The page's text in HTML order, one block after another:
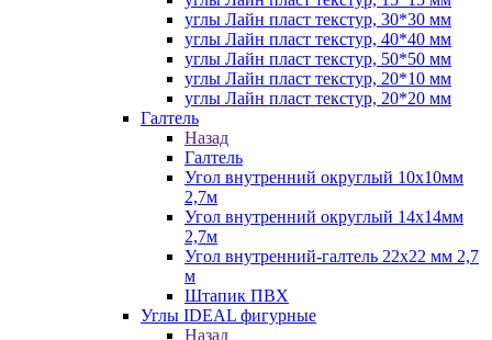
углы Лайн пласт текстур, 30*30 мм
углы Лайн пласт текстур, 40*40 мм
углы Лайн пласт текстур, 50*50 мм
углы Лайн пласт текстур, 20*10 мм
углы Лайн пласт текстур, 20*20 мм
Галтель
Назад
Галтель
Угол внутренний округлый 10х10мм
2,7м
Угол внутренний округлый 14х14мм
2,7м
Угол внутренний-галтель 22х22 мм 2,7
м
Штапик ПВХ
Углы IDEAL фигурные
Назад